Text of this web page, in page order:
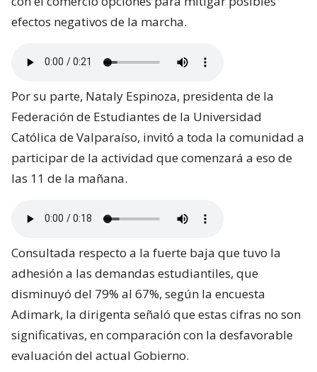
efectos negativos de la marcha.
Por su parte, Nataly Espinoza, presidenta de la
Federación de Estudiantes de la Universidad
Católica de Valparaíso, invitó a toda la comunidad a
participar de la actividad que comenzará a eso de
las 11 de la mañana.
Consultada respecto a la fuerte baja que tuvo la
adhesión a las demandas estudiantiles, que
disminuyó del 79% al 67%, según la encuesta
Adimark, la dirigenta señaló que estas cifras no son
significativas, en comparación con la desfavorable
evaluación del actual Gobierno.